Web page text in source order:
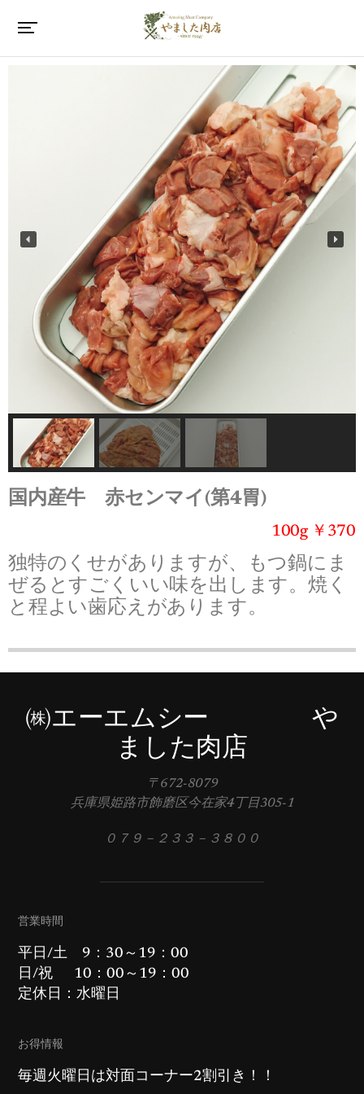
国内産牛 赤センマイ(第4胃)
100g ￥370
独特のくせがありますが、もつ鍋にま
ぜるとすごくいい味を出します。焼く
と程よい歯応えがあります。
㈱エーエムシー や
ました肉店
〒672-8079
兵庫県姫路市飾磨区今在家4丁目305-1
０７９－２３３－３８００
営業時間
平日/土 9：30～19：00
日/祝 10：00～19：00
定休日：水曜日
お得情報
毎週火曜日は対面コーナー2割引き！！